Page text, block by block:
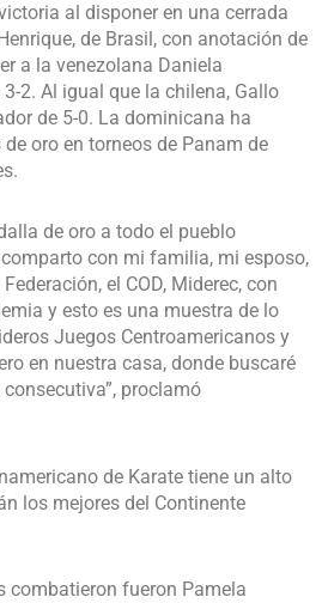
al disponer en una cerrada
de Brasil, con anotación de
a la venezolana Daniela
2. Al igual que la chilena, Gallo
de 5-0. La dominicana ha
oro en torneos de Panam de
de oro a todo el pueblo
con mi familia, mi esposo,
el COD, Miderec, con
y esto es una muestra de lo
Juegos Centroamericanos y
en nuestra casa, donde buscaré
proclamó
de Karate tiene un alto
los mejores del Continente
combatieron fueron Pamela